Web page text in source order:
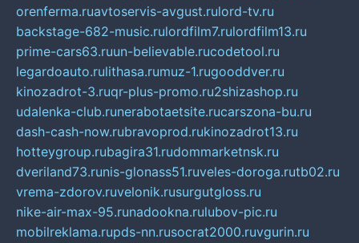
orenferma.ruavtoservis-avgust.rulord-tv.ru
backstage-682-music.rulordfilm7.rulordfilm13.ru
prime-cars63.ruun-believable.rucodetool.ru
legardoauto.rulithasa.rumuz-1.rugooddver.ru
kinozadrot-3.ruqr-plus-promo.ru2shizashop.ru
udalenka-club.runerabotaetsite.rucarszona-bu.ru
dash-cash-now.rubravoprod.rukinozadrot13.ru
hotteygroup.rubagira31.rudommarketnsk.ru
dveriland73.runis-glonass51.ruveles-doroga.rutb02.ru
vrema-zdorov.ruvelonik.rusurgutgloss.ru
nike-air-max-95.runadookna.rulubov-pic.ru
mobilreklama.rupds-nn.rusocrat2000.ruvgurin.ru